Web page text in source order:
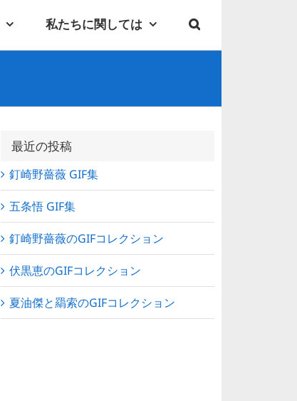
私たちに関しては
最近の投稿
釘崎野薔薇 GIF集
五条悟 GIF集
釘崎野薔薇のGIFコレクション
伏黒恵のGIFコレクション
夏油傑と羂索のGIFコレクション